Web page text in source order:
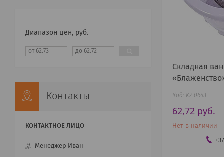
Складная
KZ 0643
62,72 руб.
Нет в наличии
Диапазон цен, руб.
Контакты
Менеджер Иван